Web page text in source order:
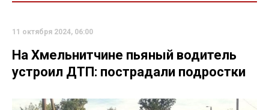
11 октября 2024, 06:00
На Хмельнитчине пьяный водитель
устроил ДТП: пострадали подростки